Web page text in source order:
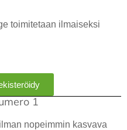
toimitetaan ilmaiseksi
1
nopeimmin kasvava